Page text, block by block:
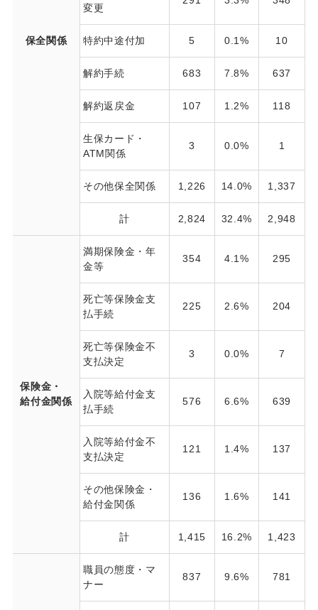
保全関係
変更
特約中途付加 5 0.1% 10
解約手続 683 7.8% 637
解約返戻金 107 1.2% 118
生保カード・
ATM関係
3 0.0% 1
その他保全関係 1,226 14.0% 1,337
計 2,824 32.4% 2,948
保険金・
給付金関係
満期保険金・年
金等
354 4.1% 295
死亡等保険金支
払手続
225 2.6% 204
死亡等保険金不
支払決定
3 0.0% 7
入院等給付金支
払手続
576 6.6% 639
入院等給付金不
支払決定
121 1.4% 137
その他保険金・
給付金関係
136 1.6% 141
計 1,415 16.2% 1,423
職員の態度・マ
ナー
837 9.6% 781